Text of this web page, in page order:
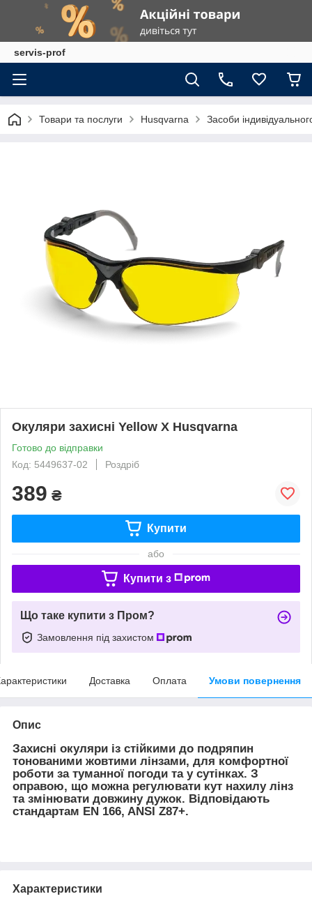
servis-prof
Товари та послуги Husqvarna Засоби
Окуляри захисні Yellow Х Husqvarna
Готово до відправки
Код: 5449637‑02
Роздріб
389 ₴
Купити
або
Купити з
Що таке купити з Пром?
Замовлення під захистом
Доставка Оплата Умови повернення
Опис
Захисні окуляри із стійкими до подряпин
тонованими жовтими лінзами, для комфортної
роботи за туманної погоди та у сутінках. З
оправою, що можна регулювати кут нахилу лінз
та змінювати довжину дужок. Відповідають
стандартам EN 166, ANSI Z87+.
Характеристики